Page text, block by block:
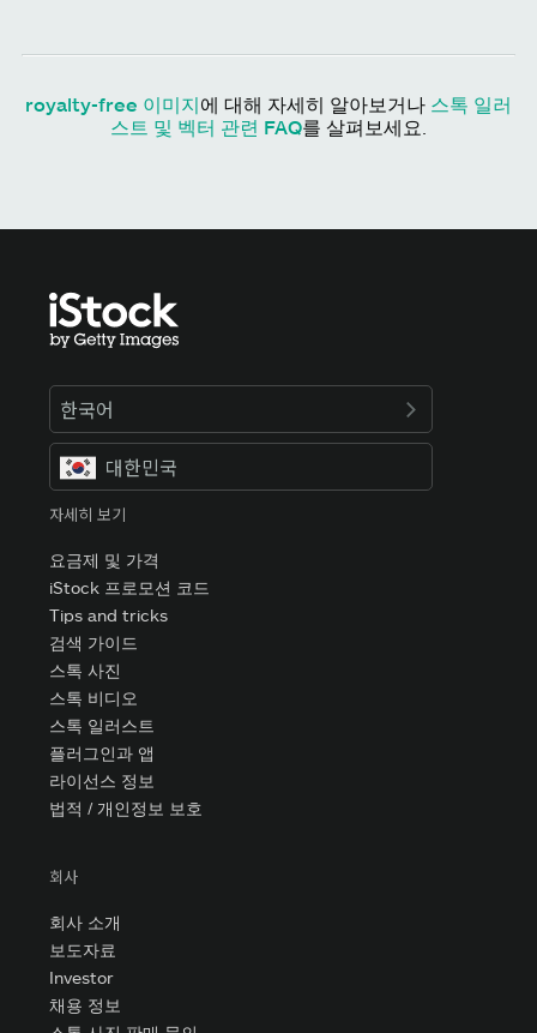
royalty-free 이미지에 대해 자세히 알아보거나 스톡 일러
스트 및 벡터 관련 FAQ를 살펴보세요.
한국어
대한민국
자세히 보기
요금제 및 가격
iStock 프로모션 코드
Tips and tricks
검색 가이드
스톡 사진
스톡 비디오
스톡 일러스트
플러그인과 앱
라이선스 정보
법적 / 개인정보 보호
회사
회사 소개
보도자료
Investor
채용 정보